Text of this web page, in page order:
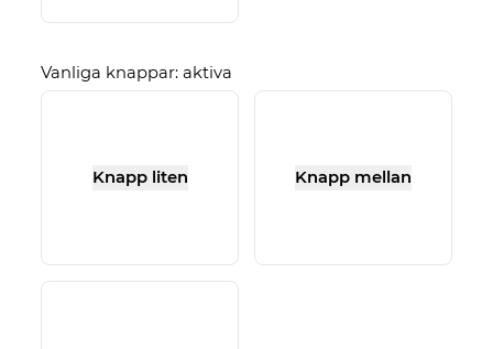
Vanliga knappar: aktiva
Knapp liten Knapp mellan